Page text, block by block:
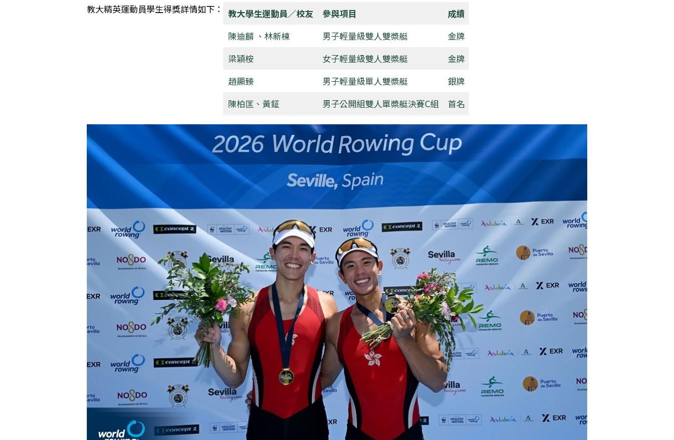
教大精英運動員學生得獎詳情如下： 教大學生運動員／校友 參與項目
成績
陳迪麟 、林新棟
男子輕量級雙人雙槳艇
金牌
梁穎桉
女子輕量級雙人雙槳艇
金牌
趙顯臻
男子輕量級單人雙槳艇
銀牌
陳柏匡、黃鉦
男子公開組雙人單槳艇決賽C組 首名